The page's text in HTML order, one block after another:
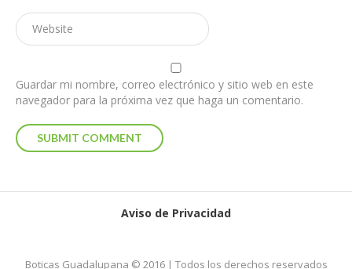
Guardar mi nombre, correo electrónico y sitio web en este
navegador para la próxima vez que haga un comentario.
Aviso de Privacidad
Boticas Guadalupana © 2016 | Todos los derechos reservados